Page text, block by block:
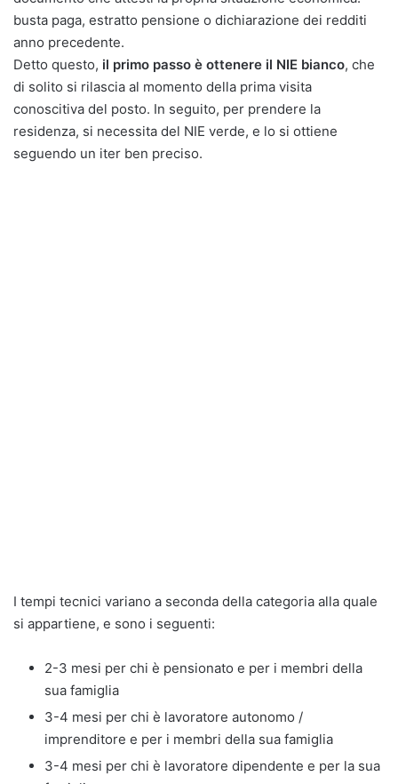
busta paga, estratto pensione o dichiarazione dei redditi
anno precedente.
Detto questo, il primo passo è ottenere il NIE bianco, che
di solito si rilascia al momento della prima visita
conoscitiva del posto. In seguito, per prendere la
residenza, si necessita del NIE verde, e lo si ottiene
seguendo un iter ben preciso.
I tempi tecnici variano a seconda della categoria alla quale
si appartiene, e sono i seguenti:
2-3 mesi per chi è pensionato e per i membri della
sua famiglia
3-4 mesi per chi è lavoratore autonomo /
imprenditore e per i membri della sua famiglia
3-4 mesi per chi è lavoratore dipendente e per la sua